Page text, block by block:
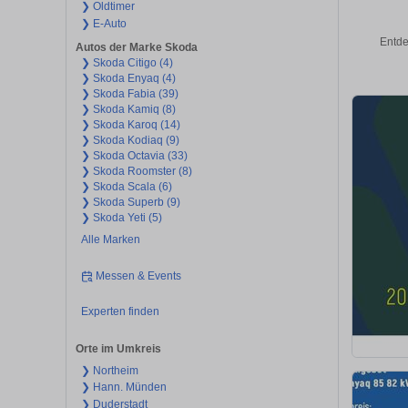
❯ Oldtimer
❯ E-Auto
Autos der Marke Skoda
❯ Skoda Citigo (4)
❯ Skoda Enyaq (4)
❯ Skoda Fabia (39)
❯ Skoda Kamiq (8)
❯ Skoda Karoq (14)
❯ Skoda Kodiaq (9)
❯ Skoda Octavia (33)
❯ Skoda Roomster (8)
❯ Skoda Scala (6)
❯ Skoda Superb (9)
❯ Skoda Yeti (5)
Alle Marken
Messen & Events
Experten finden
Orte im Umkreis
❯ Northeim
❯ Hann. Münden
❯ Duderstadt